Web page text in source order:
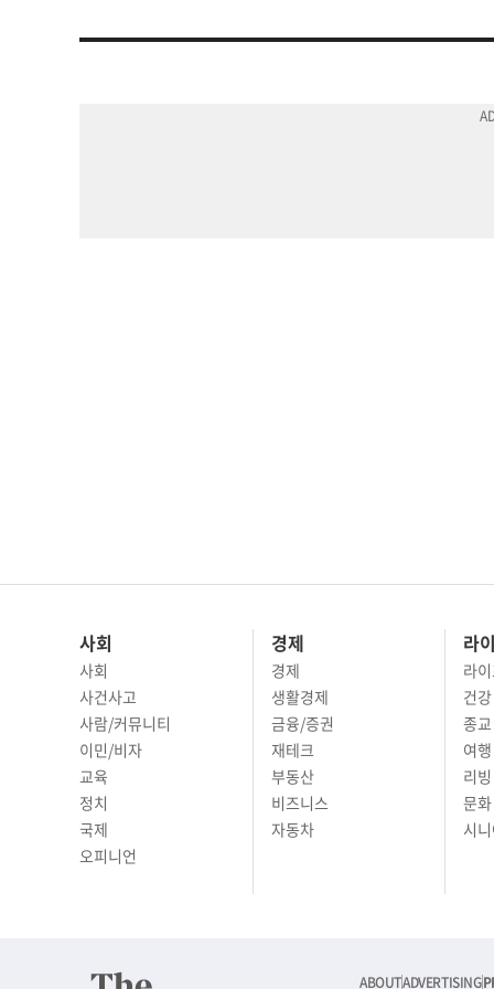
사회
사회
사건사고
사람/커뮤니티
이민/비자
교육
정치
국제
오피니언
경제
경제
생활경제
금융/증권
재테크
부동산
비즈니스
자동차
라
라
건강
종교
여
리
문
시
ABOUTADVERTISING